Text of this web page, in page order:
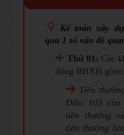
Kế toán xây
qua 1 số vấn đề
Thứ 01: Các
đóng BHXH gồm:
Tiền
Điều 103
tiền thưởng
tiền thưởng